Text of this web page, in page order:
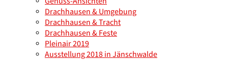
Drachhausen & Umgebung
Drachhausen & Tracht
Drachhausen & Feste
Pleinair 2019
Ausstellung 2018 in Jänschwalde